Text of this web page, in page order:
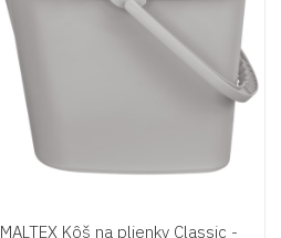
MALTEX Kôš na plienky Classic -